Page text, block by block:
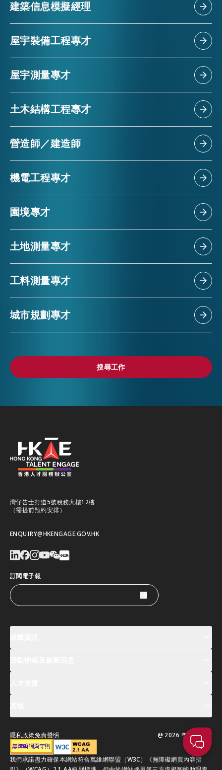
建築信息模擬經理
屋宇裝備工程專才
屋宇測量專才
土木結構工程專才
營造師／建造師
機電工程專才
園境專才
土地測量專才
工料測量專才
城市規劃專才
搜尋工作
搜尋工作
灣仔告士打道5號稅務大樓12樓
（需提前預約安排）
ENQUIRY@HKENGAGE.GOV.HK
訂閱電子報
薪酬指數
全球人才高峰會周
聯絡我們
支援服務
移居香港指南
隱私政策免責聲明 @ 2026 年版權所有
我們承諾盡力確保本網站符合萬維網聯盟（W3C）《無障礙網頁內容指